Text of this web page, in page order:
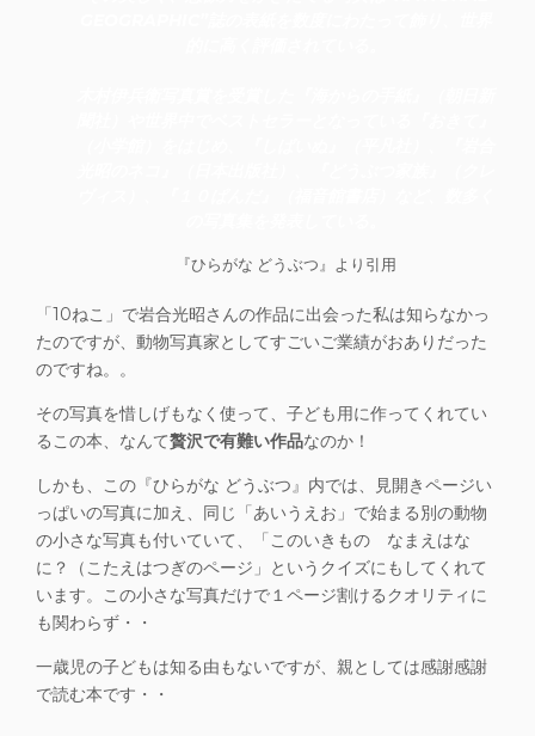
『ひらがな どうぶつ』より引用
「10ねこ」で岩合光昭さんの作品に出会った私は知らなかっ
たのですが、 動物写真家としてすごいご業績がおありだった
のですね。。
その写真を惜しげもなく使って、子ども用に作ってくれてい
るこの本、なんて贅沢で有難い作品なのか！
しかも、この『ひらがな どうぶつ』内では、見開きページい
っぱいの写真に加え、同じ「あいうえお」で始まる別の動物
の小さな写真も付いていて、「このいきもの なまえはな
に？（こたえはつぎのページ」という クイズにもしてくれて
います。この小さな写真だけで１ページ割けるクオリティに
も関わらず・・
一歳児の子どもは知る由もないですが、親としては感謝感謝
で読む本です・・